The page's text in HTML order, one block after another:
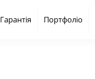
Гарантія Портфоліо